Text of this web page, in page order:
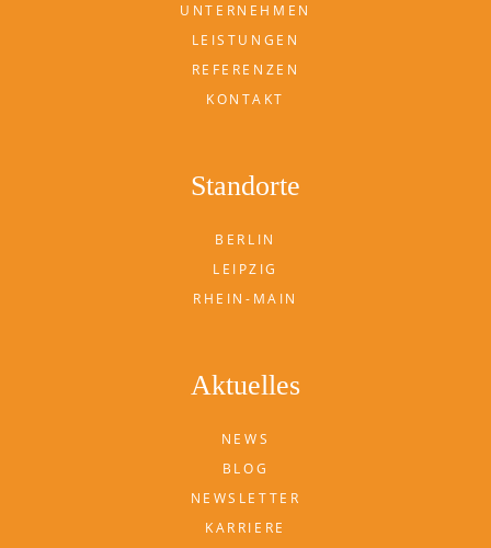
UNTERNEHMEN
LEISTUNGEN
REFERENZEN
KONTAKT
Standorte
BERLIN
LEIPZIG
RHEIN-MAIN
Aktuelles
NEWS
BLOG
NEWSLETTER
KARRIERE